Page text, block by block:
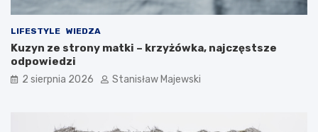
LIFESTYLE WIEDZA
Kuzyn ze strony matki – krzyżówka, najczęstsze
odpowiedzi
2 sierpnia 2026 Stanisław Majewski